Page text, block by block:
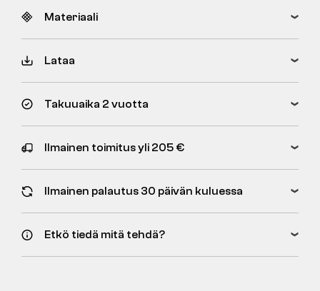
Materiaali
Lataa
Takuuaika 2 vuotta
Ilmainen toimitus yli 205 €
Ilmainen palautus 30 päivän kuluessa
Etkö tiedä mitä tehdä?